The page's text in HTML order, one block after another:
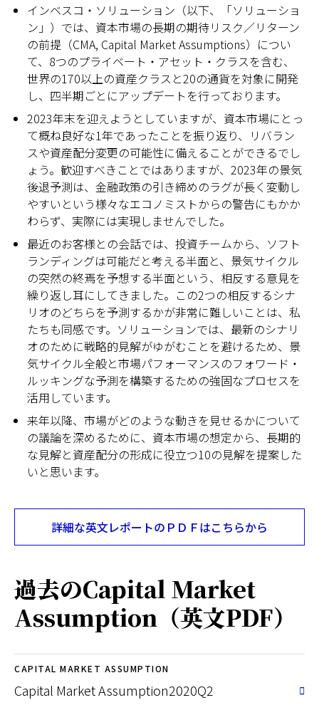
インベスコ・ソリューション（以下、「ソリューショ
ン」）では、資本市場の長期の期待リスク／リターン
の前提（CMA, Capital Market Assumptions）につい
て、8つのプライベート・アセット・クラスを含む、
世界の170以上の資産クラスと20の通貨を対象に開発
し、四半期ごとにアップデートを行っております。
2023年末を迎えようとしていますが、資本市場にとっ
て概ね良好な1年であったことを振り返り、リバラン
スや資産配分変更の可能性に備えることができるでし
ょう。歓迎すべきことではありますが、2023年の景気
後退予測は、金融政策の引き締めのラグが長く変動し
やすいという様々なエコノミストからの警告にもかか
わらず、実際には実現しませんでした。
最近のお客様との会話では、投資チームから、ソフト
ランディングは可能だと考える半面と、景気サイクル
の突然の終焉を予想する半面という、相反する意見を
繰り返し耳にしてきました。この2つの相反するシナ
リオのどちらを予測するかが非常に難しいことは、私
たちも同感です。ソリューションでは、最新のシナリ
オのために戦略的見解がゆがむことを避けるため、景
気サイクル全般と市場パフォーマンスのフォワード・
ルッキングな予測を構築するための強固なプロセスを
活用しています。
来年以降、市場がどのような動きを見せるかについて
の議論を深めるために、資本市場の想定から、長期的
な見解と資産配分の形成に役立つ10の見解を提案した
いと思います。
詳細な英文レポートのＰＤＦはこちらから
Opens
in
new
tab
過去のCapital Market
Assumption（英文PDF）
CAPITAL MARKET ASSUMPTION
Capital Market Assumption2020Q2